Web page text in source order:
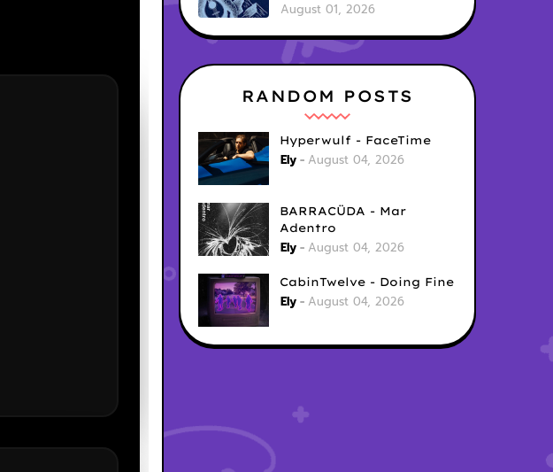
August 01, 2026
RANDOM POSTS
Hyperwulf - FaceTime
Ely August 04, 2026
BARRACÜDA - Mar
Adentro
Ely August 04, 2026
CabinTwelve - Doing Fine
Ely August 04, 2026